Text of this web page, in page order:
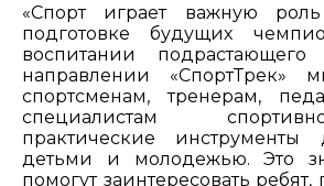
«Спорт играет важную
подготовке будущих
воспитании
направлении «СпортТрек»
спортсменам, тренерам,
специалистам
практические
детьми и молодежью. Это
помогут заинтересовать